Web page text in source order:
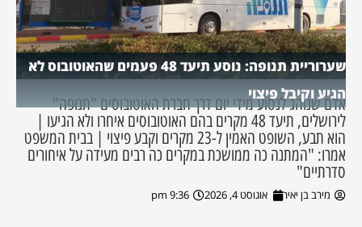
שערוריית תנופה: נוסע תיעד 48 פעמים שהאוטובוס לא
הגיע וקיבל פיצוי
אדם שנוהג לנסוע מידי יום דרך חברת האוטובוסים "תנופה"
לירושלים, תיעד 48 מקרים בהם האוטובוסים איחרו ולא הגיעו |
הוא תבע, השופט האמין ל-23 מקרים וקבע פיצוי | בבית המשפט
אמרו: "המתנה כה ממושכת במקרים כה רבים מעידה על איחורים
סדרתיים"
מירב בן יאיר אוגוסט 4, 2026 9:36 pm